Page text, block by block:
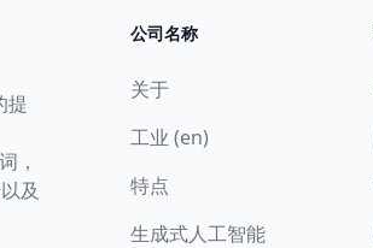
提
，
及
公司名称
关于
工业 (en)
特点
生成式人工智能